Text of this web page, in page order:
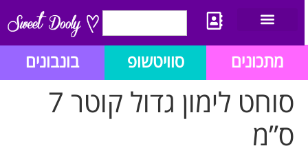
מתכונים סוויטשופ בונבונים
סוחט לימון גדול קוטר 7
ס”מ